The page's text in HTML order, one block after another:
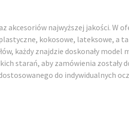
akcesoriów najwyższej jakości. W
kokosowe, lateksowe, a
każdy znajdzie doskonały model
starań, aby zamówienia
do indywidualnych